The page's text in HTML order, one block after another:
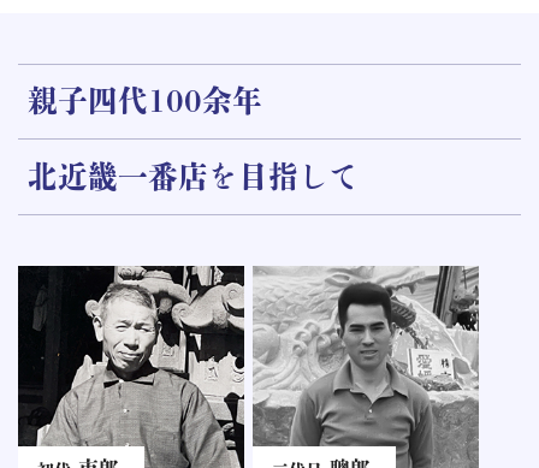
親子四代100余年
北近畿一番店を目指して